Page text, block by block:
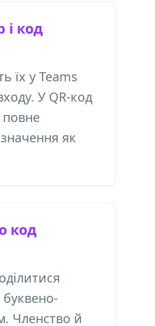
і код
їх у Teams
У QR-код
як
код
Членство й